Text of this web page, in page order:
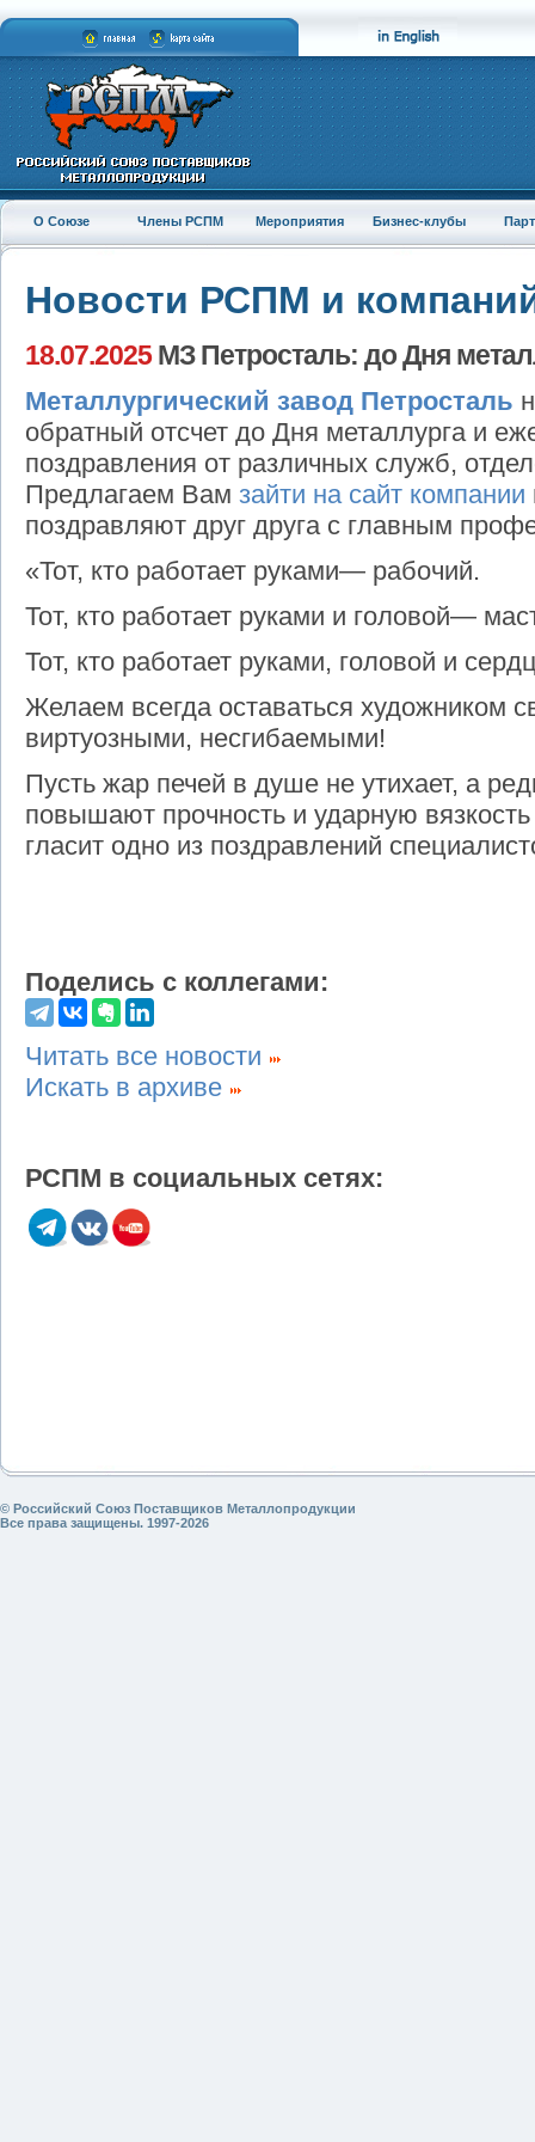
О Союзе Члены РСПМ Мероприятия Бизнес-клубы
Новости РСПМ и
18.07.2025МЗ Петросталь: до Дня
Металлургический завод Петросталь
обратный отсчет до Дня металлурга и
поздравления от различных служб,
Предлагаем Вам зайти на сайт компании
поздравляют друг друга с главным
«Тот, кто работает руками— рабочий.
Тот, кто работает руками и головой—
Тот, кто работает руками, головой и
Желаем всегда оставаться художником
виртуозными, несгибаемыми!
Пусть жар печей в душе не утихает, а
повышают прочность и ударную
гласит одно из поздравлений
Поделись с коллегами:
Читать все новости
Искать в архиве
РСПМ в социальных сетях:
© Российский Союз Поставщиков Металлопродукции
Все права защищены. 1997-2026